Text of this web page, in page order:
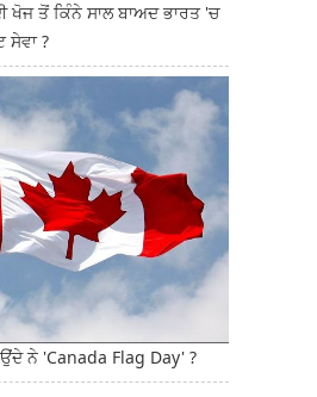
ਖੋਜ ਤੋਂ ਕਿੰਨੇ ਸਾਲ ਬਾਅਦ ਭਾਰਤ 'ਚ
?
ਨੇ 'Canada Flag Day' ?